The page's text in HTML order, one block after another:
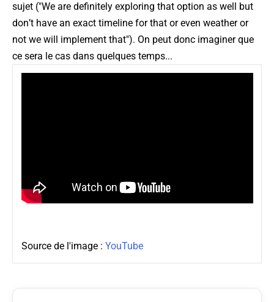
sujet ("We are definitely exploring that option as well but
don’t have an exact timeline for that or even weather or
not we will implement that"). On peut donc imaginer que
ce sera le cas dans quelques temps...
Source de l'image : YouTube